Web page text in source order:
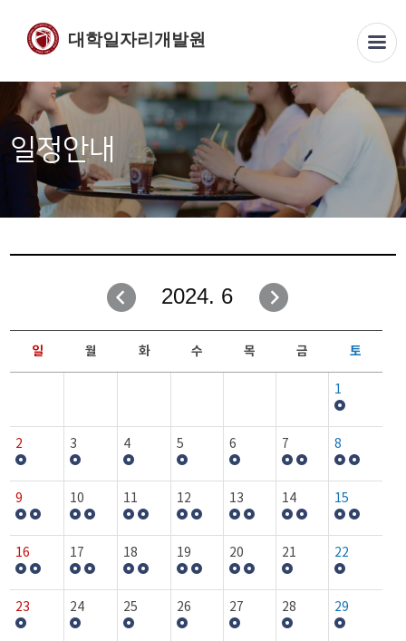
대학일자리개발원
일정안내
2024. 6
일 월 화 수 목 금 토
1
2 3 4 5 6 7 8
9 10 11 12 13 14 15
16 17 18 19 20 21 22
23 24 25 26 27 28 29